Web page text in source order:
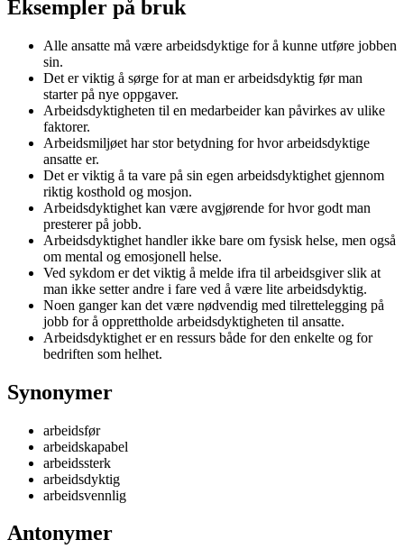
Eksempler på bruk
Alle ansatte må være arbeidsdyktige for å kunne utføre jobben
sin.
Det er viktig å sørge for at man er arbeidsdyktig før man
starter på nye oppgaver.
Arbeidsdyktigheten til en medarbeider kan påvirkes av ulike
faktorer.
Arbeidsmiljøet har stor betydning for hvor arbeidsdyktige
ansatte er.
Det er viktig å ta vare på sin egen arbeidsdyktighet gjennom
riktig kosthold og mosjon.
Arbeidsdyktighet kan være avgjørende for hvor godt man
presterer på jobb.
Arbeidsdyktighet handler ikke bare om fysisk helse, men også
om mental og emosjonell helse.
Ved sykdom er det viktig å melde ifra til arbeidsgiver slik at
man ikke setter andre i fare ved å være lite arbeidsdyktig.
Noen ganger kan det være nødvendig med tilrettelegging på
jobb for å opprettholde arbeidsdyktigheten til ansatte.
Arbeidsdyktighet er en ressurs både for den enkelte og for
bedriften som helhet.
Synonymer
arbeidsfør
arbeidskapabel
arbeidssterk
arbeidsdyktig
arbeidsvennlig
Antonymer